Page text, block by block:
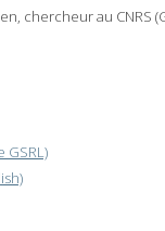
chercheur au CNRS
GSRL)